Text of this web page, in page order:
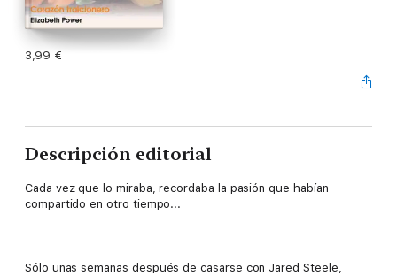
3,99 €
Descripción editorial
Cada vez que lo miraba, recordaba la pasión que habían
compartido en otro tiempo...
Sólo unas semanas después de casarse con Jared Steele,